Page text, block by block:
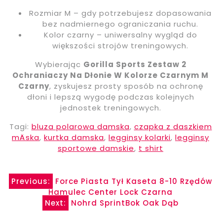
Rozmiar M – gdy potrzebujesz dopasowania
bez nadmiernego ograniczania ruchu.
Kolor czarny – uniwersalny wygląd do
większości strojów treningowych.
Wybierając Gorilla Sports Zestaw 2
Ochraniaczy Na Dłonie W Kolorze Czarnym M
Czarny, zyskujesz prosty sposób na ochronę
dłoni i lepszą wygodę podczas kolejnych
jednostek treningowych.
Tagi: bluza polarowa damska, czapka z daszkiem
mÄska, kurtka damska, legginsy kolarki, legginsy
sportowe damskie, t shirt
Nawigacja
wpisu
Previous:
Force Piasta Tył Kaseta 8-10 Rzędów
Hamulec Center Lock Czarna
Next:
Nohrd SprintBok Oak Dąb